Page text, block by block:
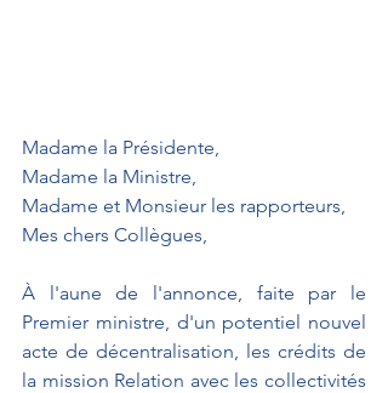
Madame la Présidente,
Madame la Ministre,
Madame et Monsieur les rapporteurs,
Mes chers Collègues,
À l'aune de l'annonce, faite par le
Premier ministre, d'un potentiel nouvel
acte de décentralisation, les crédits de
la mission Relation avec les collectivités